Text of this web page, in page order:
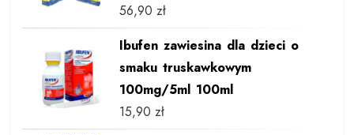
56,90 zł
Ibufen zawiesina dla dzieci o
smaku truskawkowym
100mg/5ml 100ml
15,90 zł